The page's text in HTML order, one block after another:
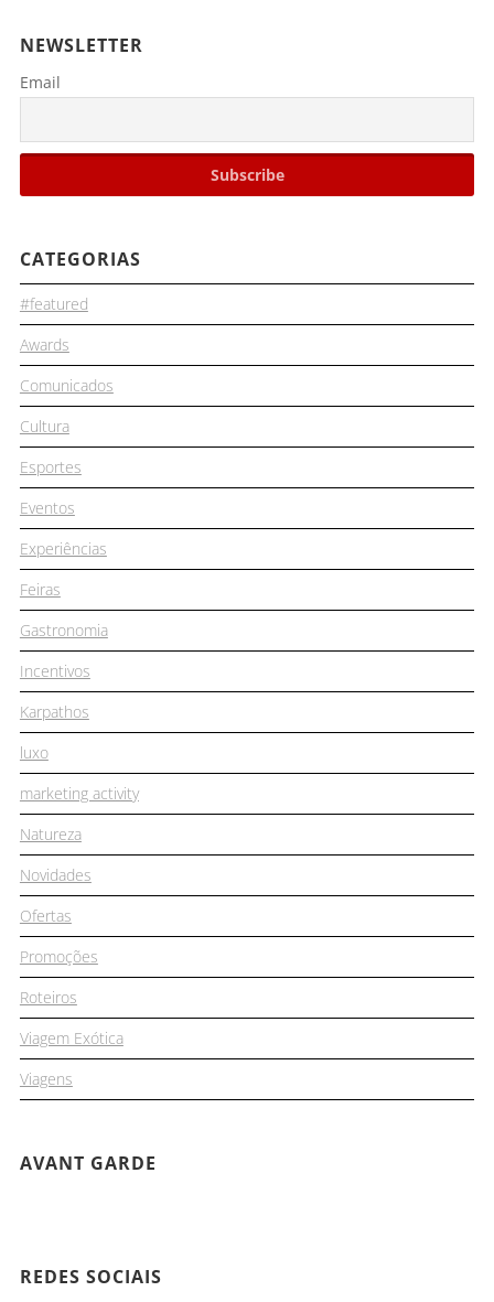
NEWSLETTER
Email
CATEGORIAS
#featured
Awards
Comunicados
Cultura
Esportes
Eventos
Experiências
Feiras
Gastronomia
Incentivos
Karpathos
luxo
marketing activity
Natureza
Novidades
Ofertas
Promoções
Roteiros
Viagem Exótica
Viagens
AVANT GARDE
REDES SOCIAIS